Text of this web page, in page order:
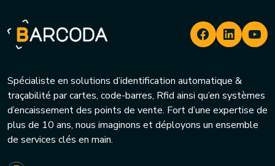
Spécialiste en solutions d’identification automatique &
traçabilité par cartes, code-barres, Rfid ainsi qu’en systèmes
d’encaissement des points de vente. Fort d’une expertise de
plus de 10 ans, nous imaginons et déployons un ensemble
de services clés en main.